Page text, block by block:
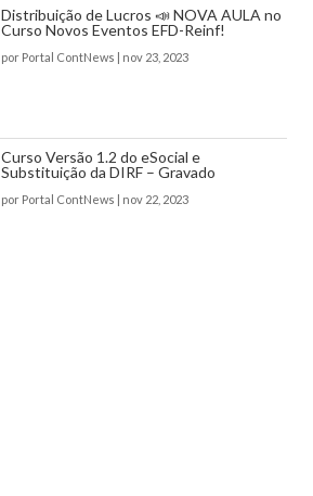
Distribuição de Lucros 📣 NOVA AULA no
Curso Novos Eventos EFD-Reinf!
por Portal ContNews | nov 23, 2023
Curso Versão 1.2 do eSocial e
Substituição da DIRF – Gravado
por Portal ContNews | nov 22, 2023